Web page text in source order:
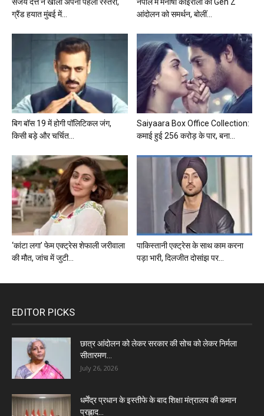
ग्रैंड हयात मुंबई में...
आंदोलन को समर्थन, बोलीं...
बिग बॉस 19 में होगी पॉलिटिकल जंग,
किसी बड़े और चर्चित...
Saiyaara Box Office Collection:
कमाई हुई 256 करोड़ के पार, बना...
‘कांटा लगा’ फेम एक्ट्रेस शेफाली जरीवाला
की मौत, जांच में जुटी...
पाकिस्तानी एक्ट्रेस के साथ काम करना
पड़ा भारी, दिलजीत दोसांझ पर...
EDITOR PICKS
छात्र आंदोलन को लेकर सरकार की सोच को लेकर निर्मला
सीतारमण...
July 26, 2026
धर्मेंद्र प्रधान के इस्तीफे के बाद शिक्षा मंत्रालय की कमान
प्रह्लाद...